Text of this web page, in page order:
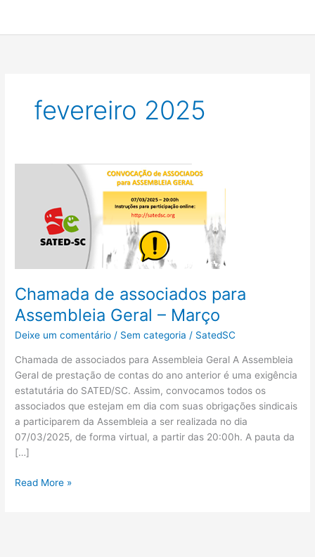
o
fevereiro 2025
Chamada de associados para
Assembleia Geral – Março
Deixe um comentário / Sem categoria / SatedSC
Chamada de associados para Assembleia Geral A Assembleia
Geral de prestação de contas do ano anterior é uma exigência
estatutária do SATED/SC. Assim, convocamos todos os
associados que estejam em dia com suas obrigações sindicais
a participarem da Assembleia a ser realizada no dia
07/03/2025, de forma virtual, a partir das 20:00h. A pauta da
[…]
Assembleia
Read More »